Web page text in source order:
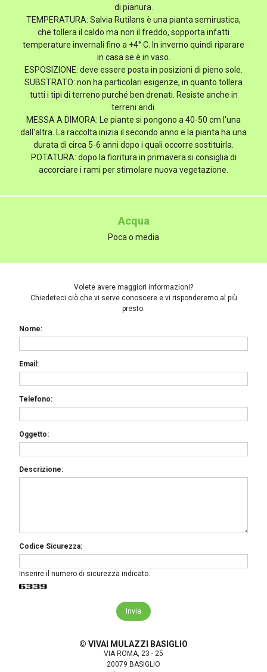
di pianura.
TEMPERATURA: Salvia Rutilans è una pianta semirustica,
che tollera il caldo ma non il freddo, sopporta infatti
temperature invernali fino a +4° C. In inverno quindi riparare
in casa se è in vaso.
ESPOSIZIONE: deve essere posta in posizioni di pieno sole.
SUBSTRATO: non ha particolari esigenze, in quanto tollera
tutti i tipi di terreno purché ben drenati. Resiste anche in
terreni aridi.
MESSA A DIMORA: Le piante si pongono a 40-50 cm l'una
dall'altra. La raccolta inizia il secondo anno e la pianta ha una
durata di circa 5-6 anni dopo i quali occorre sostituirla.
POTATURA: dopo la fioritura in primavera si consiglia di
accorciare i rami per stimolare nuova vegetazione.
Acqua
Poca o media
Volete avere maggiori informazioni?
Chiedeteci ciò che vi serve conoscere e vi risponderemo al più
presto.
Nome:
Email:
Telefono:
Oggetto:
Descrizione:
Codice Sicurezza:
Inserire il numero di sicurezza indicato.
© VIVAI MULAZZI BASIGLIO
VIA ROMA, 23 - 25
20079 BASIGLIO